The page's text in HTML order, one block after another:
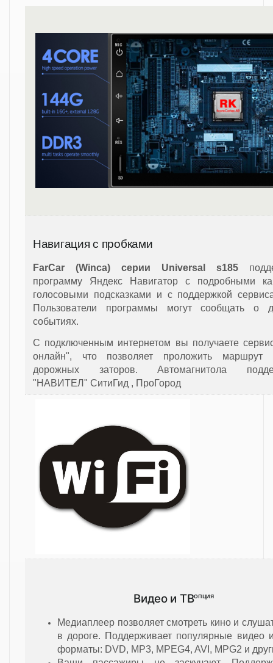
Навигация с пробками
FarCar (Winca) серии Universal s185
программу Яндекс Навигатор с подробными
голосовыми подсказками и с поддержкой
Пользователи программы могут сообщать о
событиях.
С подключенным интернетом вы получаете
онлайн", что позволяет проложить маршрут
дорожных заторов. Автомагнитола
"НАВИТЕЛ" СитиГид , ПроГород
Видео и ТВопция
Медиаплеер позволяет смотреть кино и
в дороге. Поддерживает популярные видео
форматы: DVD, MP3, MPEG4, AVI, MPG2 и